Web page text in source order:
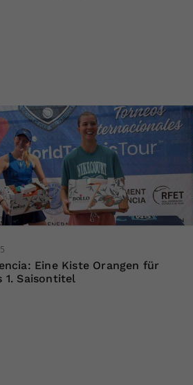
Eine Kiste Orangen für
1. Saisontitel